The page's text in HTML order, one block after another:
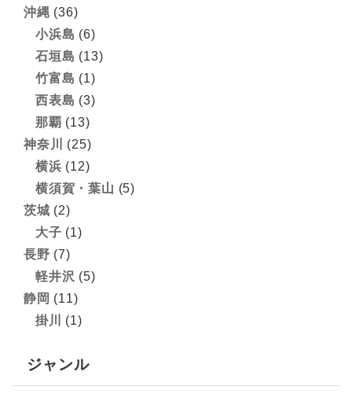
沖縄 (36)
小浜島 (6)
石垣島 (13)
竹富島 (1)
西表島 (3)
那覇 (13)
神奈川
(25)
横浜 (12)
横須賀・葉山 (5)
茨城 (2)
大子 (1)
長野 (7)
軽井沢 (5)
静岡 (11)
掛川
(1)
ジャンル